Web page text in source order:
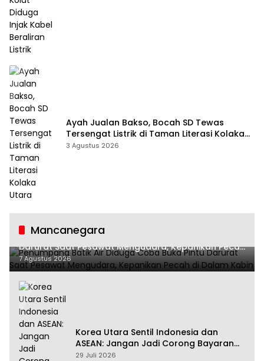
Ayah Jualan Bakso, Bocah SD Tewas
Tersengat Listrik di Taman Literasi Kolaka
Utara
3 Agustus 2026
Mancanegara
Penumpang Batik Air Diduga Coba Buka Pintu
Darurat Saat Pesawat Mengudara, Kepanikan Pecah
di Dalam Kabin
7 Agustus 2026
Korea Utara Sentil Indonesia dan
ASEAN: Jangan Jadi Corong Bayaran
Amerika Serikat
29 Juli 2026